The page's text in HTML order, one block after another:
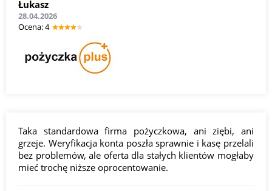
Łukasz
28.04.2026
Оcena: 4
Taka standardowa firma pożyczkowa, ani ziębi, ani
grzeje. Weryfikacja konta poszła sprawnie i kasę przelali
bez problemów, ale oferta dla stałych klientów mogłaby
mieć trochę niższe oprocentowanie.